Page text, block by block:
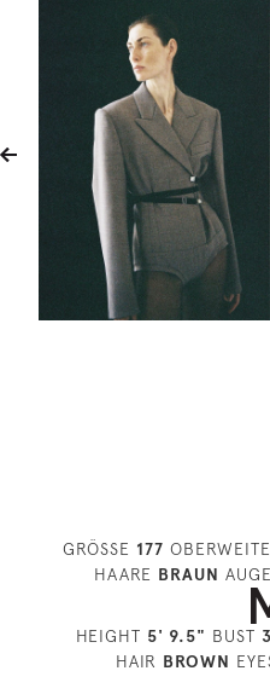
GRÖSSE 177 OBERWEITE
HAARE BRAUN
HEIGHT 5' 9.5" BUST
HAIR BROWN